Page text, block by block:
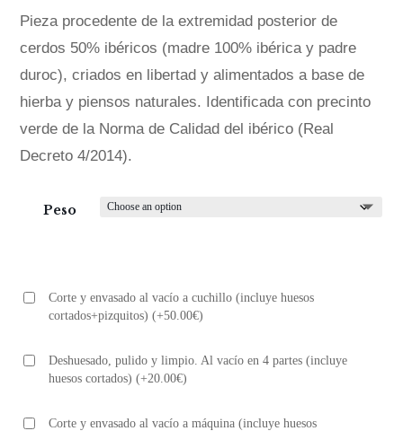
Pieza procedente de la extremidad posterior de
cerdos 50% ibéricos (madre 100% ibérica y padre
duroc), criados en libertad y alimentados a base de
hierba y piensos naturales. Identificada con precinto
verde de la Norma de Calidad del ibérico (Real
Decreto 4/2014).
Peso
Corte y envasado al vacío a cuchillo (incluye huesos
cortados+pizquitos)(+50.00€)
Deshuesado, pulido y limpio. Al vacío en 4 partes (incluye
huesos cortados)(+20.00€)
Corte y envasado al vacío a máquina (incluye huesos